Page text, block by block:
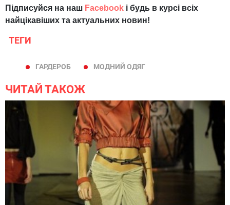
Підписуйся на наш Facebook і будь в курсі всіх
найцікавіших та актуальних новин!
ТЕГИ
ГАРДЕРОБ МОДНИЙ ОДЯГ
ЧИТАЙ ТАКОЖ